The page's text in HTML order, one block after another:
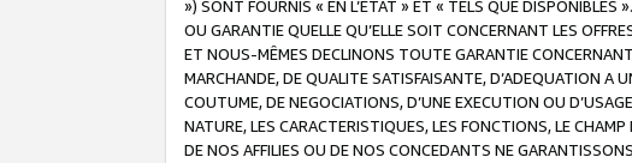
») SONT FOURNIS « EN L’ETAT » ET « TELS QUE DISPONIBLES
OU GARANTIE QUELLE QU’ELLE SOIT CONCERNANT LES
ET NOUS-MÊMES DECLINONS TOUTE GARANTIE
MARCHANDE, DE QUALITE SATISFAISANTE, D’ADEQUATION A
COUTUME, DE NEGOCIATIONS, D’UNE EXECUTION OU
NATURE, LES CARACTERISTIQUES, LES FONCTIONS, LE
DE NOS AFFILIES OU DE NOS CONCEDANTS NE